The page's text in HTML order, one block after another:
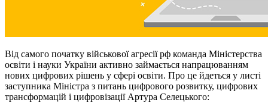
Від самого початку військової агресії рф команда Міністерства
освіти і науки України активно займається напрацюванням
нових цифрових рішень у сфері освіти. Про це йдеться у листі
заступника Міністра з питань цифрового розвитку, цифрових
трансформацій і цифровізації Артура Селецького: